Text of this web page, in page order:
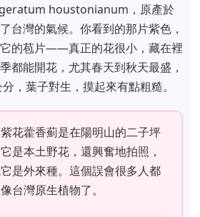
houstonianum，原產於
台灣的氣候。你看到的那片紫色，
的苞片——真正的花很小，藏在裡
都能開花，尤其春天到秋天最盛，
，葉子對生，摸起來有點粗糙。
花藿香薊是在陽明山的二子坪
是本土野花，還興奮地拍照，
是外來種。這個誤會很多人都
台灣原生植物了。